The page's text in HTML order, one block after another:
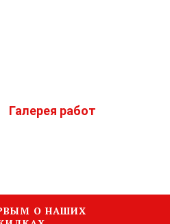
Галерея работ
О НАШИХ